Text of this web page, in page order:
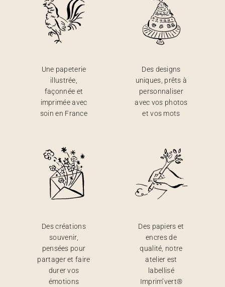
Une papeterie
illustrée,
façonnée et
imprimée avec
soin en France
Des designs
uniques, prêts à
personnaliser
avec vos photos
et vos mots
Des créations
souvenir,
pensées pour
partager et faire
durer vos
émotions
Des papiers et
encres de
qualité, notre
atelier est
labellisé
Imprim’vert®